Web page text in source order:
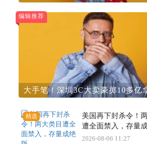
编辑推荐
大手笔！深圳3C大卖豪掷10多亿
精选
美国再下封杀令！
遭全面禁入，存量
2026-08-06 11:27